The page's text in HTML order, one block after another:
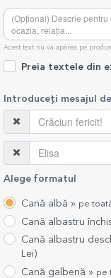
Acest text nu va apărea pe
Preia textele din
Introduceți mesajul
Alege formatul
Cană albă » pe
Cană albastru
Cană albastru
Lei)
Cană galbenă » pe